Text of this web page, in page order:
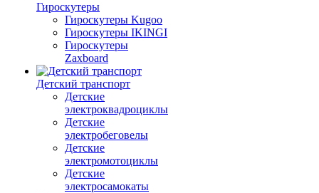
Гироскутеры
Гироскутеры Kugoo
Гироскутеры IKINGI
Гироскутеры
Zaxboard
Детский транспорт
Детские
электроквадроциклы
Детские
электробеговелы
Детские
электромотоциклы
Детские
электросамокаты